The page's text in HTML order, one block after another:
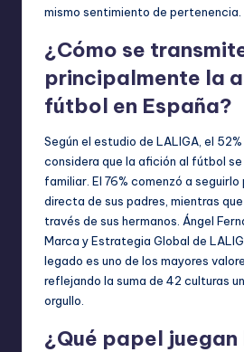
mismo sentimiento de pertenencia.
¿Cómo se
principalmente la
fútbol en España?
Según el estudio de LALIGA, el
considera que la afición al fútbol
familiar. El 76% comenzó a
directa de sus padres, mientras que
través de sus hermanos. Ángel
Marca y Estrategia Global de
legado es uno de los mayores
reflejando la suma de 42 culturas
orgullo.
¿Qué papel juegan